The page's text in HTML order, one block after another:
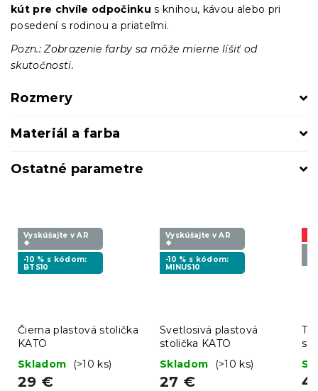
kút pre chvíle odpočinku s knihou, kávou alebo pri
posedení s rodinou a priateľmi.
Pozn.: Zobrazenie farby sa môže mierne líšiť od
skutočnosti.
Rozmery
Materiál a farba
Ostatné parametre
Vyskúšajte v AR
❖
-10 % s kódom:
BTS10
Čierna plastová stolička
KATO
Skladom
(>10 ks)
29 €
Vyskúšajte v AR
❖
-10 % s kódom:
MINUS10
Svetlosivá plastová
stolička KATO
Skladom
(>10 ks)
27 € 4